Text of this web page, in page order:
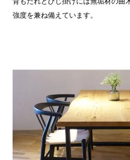
強度を兼ね備えています。